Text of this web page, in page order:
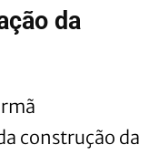
da
construção da